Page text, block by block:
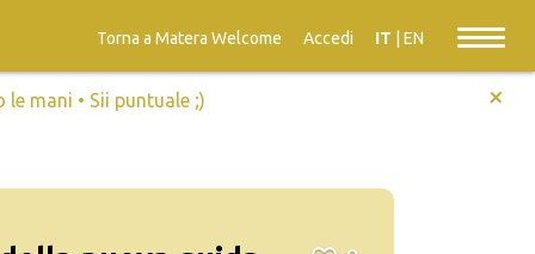
Torna a Matera Welcome Accedi IT EN
le mani • Sii puntuale ;) +